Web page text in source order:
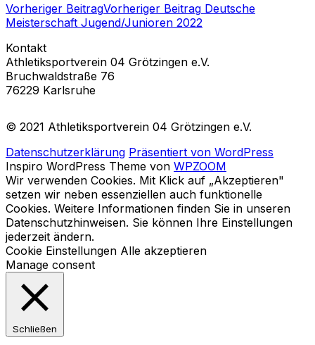
Vorheriger BeitragVorheriger Beitrag Deutsche
Meisterschaft Jugend/Junioren 2022
Kontakt
Athletiksportverein 04 Grötzingen e.V.
Bruchwaldstraße 76
76229 Karlsruhe
© 2021 Athletiksportverein 04 Grötzingen e.V.
Datenschutzerklärung Präsentiert von WordPress
Inspiro WordPress Theme von WPZOOM
Wir verwenden Cookies. Mit Klick auf „Akzeptieren"
setzen wir neben essenziellen auch funktionelle
Cookies. Weitere Informationen finden Sie in unseren
Datenschutzhinweisen. Sie können Ihre Einstellungen
jederzeit ändern.
Cookie Einstellungen Alle akzeptieren
Manage consent
Schließen